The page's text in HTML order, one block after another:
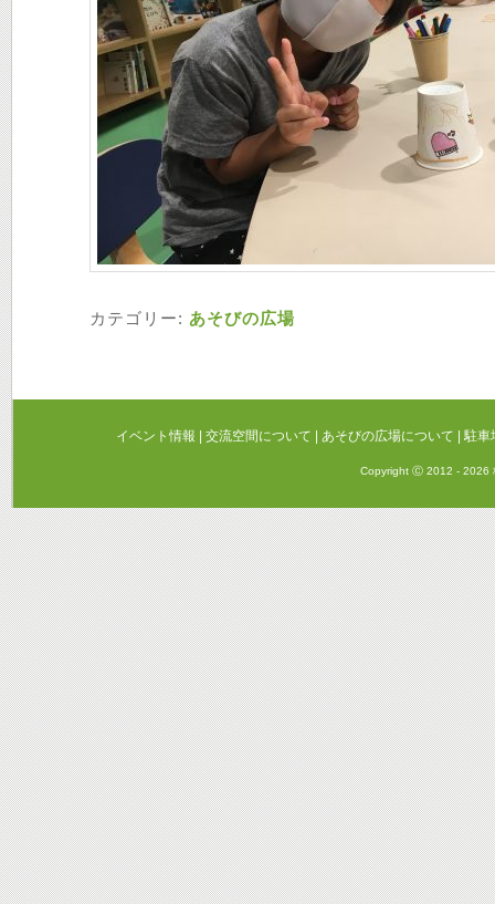
カテゴリー: あそびの広場
イベント情報 交流空間について あそびの広場について |駐車
Copyright Ⓒ 2012 - 2026